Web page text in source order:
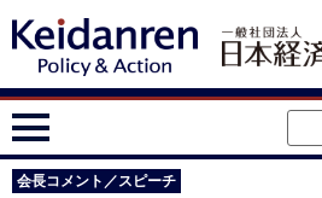
会長コメント／スピーチ